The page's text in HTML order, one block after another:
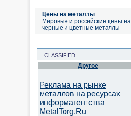
Цены на металлы
Мировые и российские цены на
черные и цветные металлы
CLASSIFIED
Другое
Реклама на рынке
металлов на ресурсах
информагентства
MetalTorg.Ru